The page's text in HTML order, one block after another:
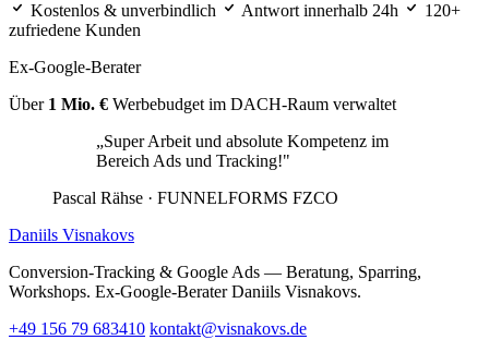
Kostenlos & unverbindlich
Antwort innerhalb 24h
120+
zufriedene Kunden
Ex-Google-Berater
Über 1 Mio. € Werbebudget im DACH-Raum verwaltet
„Super Arbeit und absolute Kompetenz im
Bereich Ads und Tracking!"
Pascal Rähse · FUNNELFORMS FZCO
Daniils Visnakovs
Conversion-Tracking & Google Ads — Beratung, Sparring,
Workshops. Ex-Google-Berater Daniils Visnakovs.
+49 156 79 683410 kontakt@visnakovs.de